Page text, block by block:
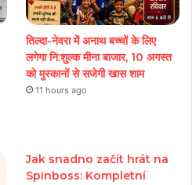
तिल्दा-नेवरा में अनाथ बच्चों के लिए
लगेगा नि:शुल्क मीना बाजार, 10 अगस्त
को मुस्कानों से सजेगी खास शाम
11 hours ago
Jak snadno začít hrát na
Spinboss: Kompletní